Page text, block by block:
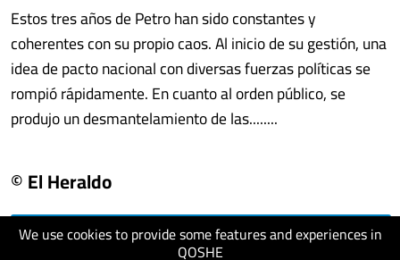
We use cookies to provide some features and experiences in
QOSHE
Estos tres años de Petro han sido constantes y
coherentes con su propio caos. Al inicio de su gestión, una
idea de pacto nacional con diversas fuerzas políticas se
rompió rápidamente. En cuanto al orden público, se
produjo un desmantelamiento de las........
© El Heraldo
visit website